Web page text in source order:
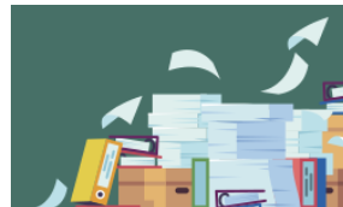
十六区概览
绿色北京 图说北京
多语种